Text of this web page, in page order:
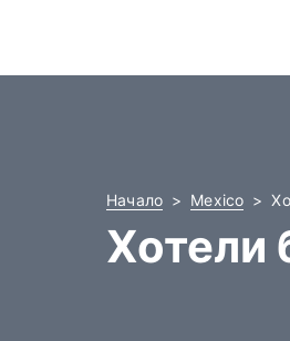
Начало Mexico
Хотели